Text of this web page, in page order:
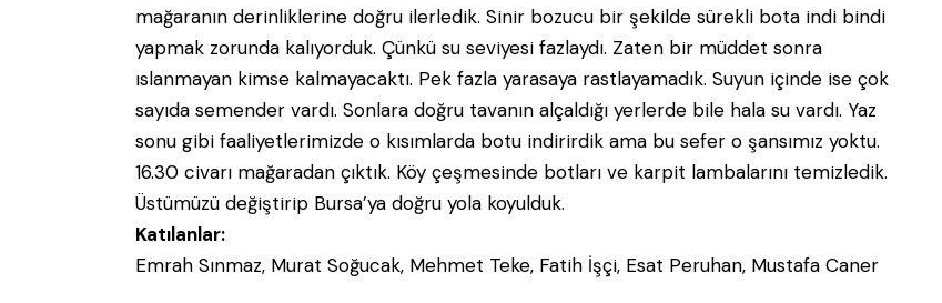
mağaranın derinliklerine doğru ilerledik. Sinir bozucu bir şekilde sürekli bota indi bindi
yapmak zorunda kalıyorduk. Çünkü su seviyesi fazlaydı. Zaten bir müddet sonra
ıslanmayan kimse kalmayacaktı. Pek fazla yarasaya rastlayamadık. Suyun içinde ise çok
sayıda semender vardı. Sonlara doğru tavanın alçaldığı yerlerde bile hala su vardı. Yaz
sonu gibi faaliyetlerimizde o kısımlarda botu indirirdik ama bu sefer o şansımız yoktu.
16.30 civarı mağaradan çıktık. Köy çeşmesinde botları ve karpit lambalarını temizledik.
Üstümüzü değiştirip Bursa’ya doğru yola koyulduk.
Katılanlar:
Emrah Sınmaz, Murat Soğucak, Mehmet Teke, Fatih İşçi, Esat Peruhan, Mustafa Caner